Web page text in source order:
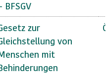
BFSGV
zur
von
mit